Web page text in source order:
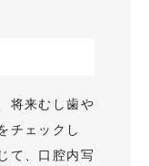
将来むし歯や
チェックし
て、口腔内写